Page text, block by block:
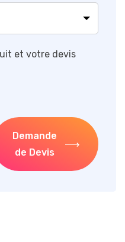
et votre devis
Demande
de Devis